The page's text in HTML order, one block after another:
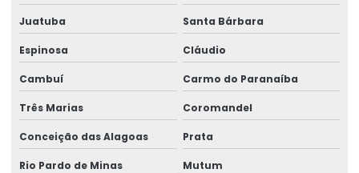
Juatuba Santa Bárbara
Espinosa Cláudio
Cambuí Carmo do Paranaíba
Três Marias Coromandel
Conceição das Alagoas Prata
Rio Pardo de Minas Mutum